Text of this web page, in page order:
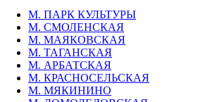
М. ПАРК КУЛЬТУРЫ
М. СМОЛЕНСКАЯ
М. МАЯКОВСКАЯ
М. ТАГАНСКАЯ
М. АРБАТСКАЯ
М. КРАСНОСЕЛЬСКАЯ
М. МЯКИНИНО